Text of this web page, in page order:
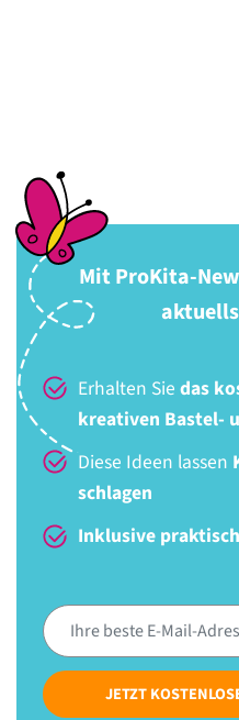
Mit ProKita-
Erhalten Sie das
kreativen Bastel-
Diese Ideen lassen
schlagen
Inklusive
JETZT